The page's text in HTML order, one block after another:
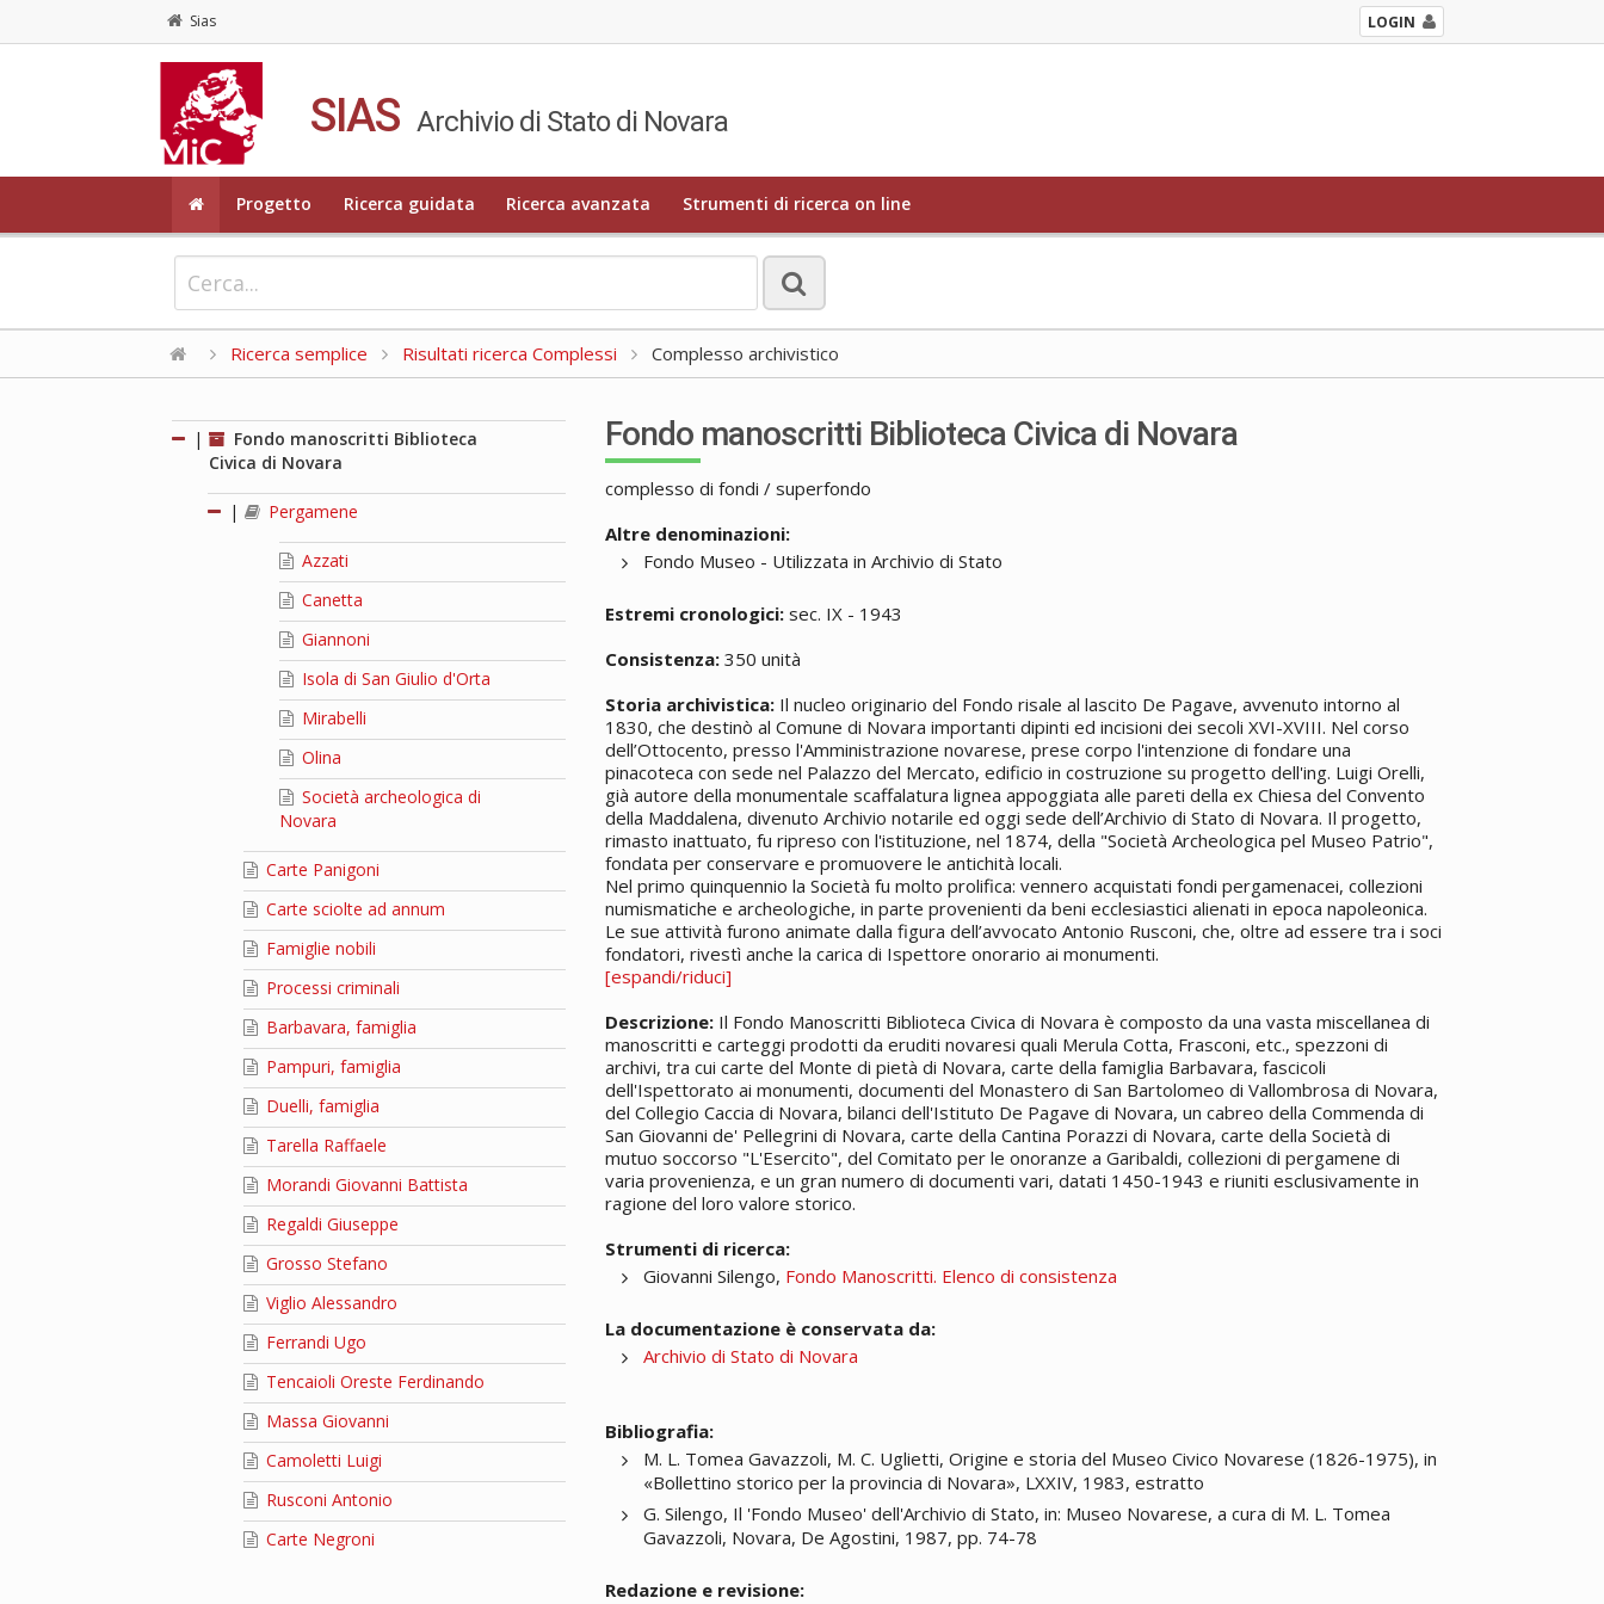
Sias LOGIN
SIAS Archivio di Stato di Novara
Progetto Ricerca guidata Ricerca avanzata Strumenti di ricerca on line
Ricerca semplice Risultati ricerca Complessi Complesso archivistico
|
Fondo manoscritti Biblioteca
Civica di Novara
| Pergamene
Azzati
Canetta
Giannoni
Isola di San Giulio d'Orta
Mirabelli
Olina
Società archeologica di
Novara
Carte Panigoni
Carte sciolte ad annum
Famiglie nobili
Processi criminali
Barbavara, famiglia
Pampuri, famiglia
Duelli, famiglia
Tarella Raffaele
Morandi Giovanni Battista
Regaldi Giuseppe
Grosso Stefano
Viglio Alessandro
Ferrandi Ugo
Tencaioli Oreste Ferdinando
Massa Giovanni
Camoletti Luigi
Rusconi Antonio
Carte Negroni
Fondo manoscritti Biblioteca Civica di Novara
complesso di fondi / superfondo
Altre denominazioni:
Fondo Museo - Utilizzata in Archivio di Stato
Estremi cronologici: sec. IX - 1943
Consistenza: 350 unità
Storia archivistica: Il nucleo originario del Fondo risale al lascito De Pagave, avvenuto intorno al
1830, che destinò al Comune di Novara importanti dipinti ed incisioni dei secoli XVI-XVIII. Nel corso
dell’Ottocento, presso l'Amministrazione novarese, prese corpo l'intenzione di fondare una
pinacoteca con sede nel Palazzo del Mercato, edificio in costruzione su progetto dell'ing. Luigi Orelli,
già autore della monumentale scaffalatura lignea appoggiata alle pareti della ex Chiesa del Convento
della Maddalena, divenuto Archivio notarile ed oggi sede dell’Archivio di Stato di Novara. Il progetto,
rimasto inattuato, fu ripreso con l'istituzione, nel 1874, della "Società Archeologica pel Museo Patrio",
fondata per conservare e promuovere le antichità locali.
Nel primo quinquennio la Società fu molto prolifica: vennero acquistati fondi pergamenacei, collezioni
numismatiche e archeologiche, in parte provenienti da beni ecclesiastici alienati in epoca napoleonica.
Le sue attività furono animate dalla figura dell’avvocato Antonio Rusconi, che, oltre ad essere tra i soci
fondatori, rivestì anche la carica di Ispettore onorario ai monumenti.
[espandi/riduci]
Descrizione: Il Fondo Manoscritti Biblioteca Civica di Novara è composto da una vasta miscellanea di
manoscritti e carteggi prodotti da eruditi novaresi quali Merula Cotta, Frasconi, etc., spezzoni di
archivi, tra cui carte del Monte di pietà di Novara, carte della famiglia Barbavara, fascicoli
dell'Ispettorato ai monumenti, documenti del Monastero di San Bartolomeo di Vallombrosa di Novara,
del Collegio Caccia di Novara, bilanci dell'Istituto De Pagave di Novara, un cabreo della Commenda di
San Giovanni de' Pellegrini di Novara, carte della Cantina Porazzi di Novara, carte della Società di
mutuo soccorso "L'Esercito", del Comitato per le onoranze a Garibaldi, collezioni di pergamene di
varia provenienza, e un gran numero di documenti vari, datati 1450-1943 e riuniti esclusivamente in
ragione del loro valore storico.
Strumenti di ricerca:
Giovanni Silengo, Fondo Manoscritti. Elenco di consistenza
La documentazione è conservata da:
Archivio di Stato di Novara
Bibliografia:
M. L. Tomea Gavazzoli, M. C. Uglietti, Origine e storia del Museo Civico Novarese (1826-1975), in
«Bollettino storico per la provincia di Novara», LXXIV, 1983, estratto
G. Silengo, Il 'Fondo Museo' dell'Archivio di Stato, in: Museo Novarese, a cura di M. L. Tomea
Gavazzoli, Novara, De Agostini, 1987, pp. 74-78
Redazione e revisione: